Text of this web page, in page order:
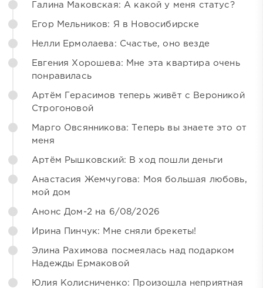
Галина Маковская: А какой у меня статус?
Егор Мельников: Я в Новосибирске
Нелли Ермолаева: Счастье, оно везде
Евгения Хорошева: Мне эта квартира очень
понравилась
Артём Герасимов теперь живёт с Вероникой
Строгоновой
Марго Овсянникова: Теперь вы знаете это от
меня
Артём Рышковский: В ход пошли деньги
Анастасия Жемчугова: Моя большая любовь,
мой дом
Анонс Дом-2 на 6/08/2026
Ирина Пинчук: Мне сняли брекеты!
Элина Рахимова посмеялась над подарком
Надежды Ермаковой
Юлия Колисниченко: Произошла неприятная